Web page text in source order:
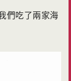
們吃了兩家海